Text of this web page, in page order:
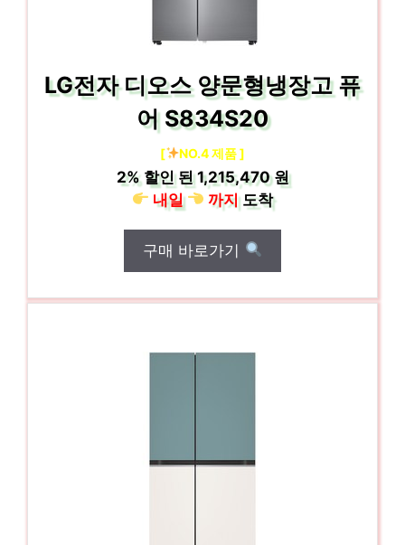
LG전자 디오스 양문형냉장고 퓨
어 S834S20
[ NO.4 제품 ]
2%할인 된1,215,470 원
내일
까지도착
구매 바로가기